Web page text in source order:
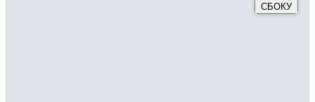
СБОКУ